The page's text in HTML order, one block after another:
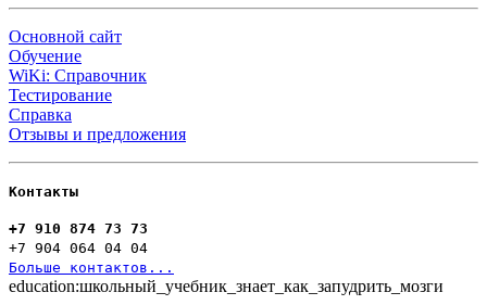
Основной сайт
Обучение
WiKi: Справочник
Тестирование
Справка
Отзывы и предложения
Контакты
+7 910 874 73 73
+7 904 064 04 04
Больше контактов...
education:школьный_учебник_знает_как_запудрить_мозги